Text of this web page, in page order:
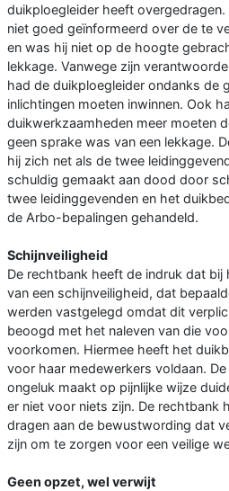
duikploegleider heeft
niet goed geïnformeerd over de te
en was hij niet op de hoogte
lekkage. Vanwege zijn
had de duikploegleider ondanks de
inlichtingen moeten inwinnen. Ook
duikwerkzaamheden meer moeten
geen sprake was van een lekkage.
hij zich net als de twee
schuldig gemaakt aan dood door
twee leidinggevenden en het
de Arbo-bepalingen gehandeld.
Schijnveiligheid
De rechtbank heeft de indruk dat
van een schijnveiligheid, dat
werden vastgelegd omdat dit
beoogd met het naleven van die
voorkomen. Hiermee heeft het
voor haar medewerkers voldaan.
ongeluk maakt op pijnlijke wijze
er niet voor niets zijn. De rechtbank
dragen aan de bewustwording dat
zijn om te zorgen voor een veilige
Geen opzet, wel verwijt